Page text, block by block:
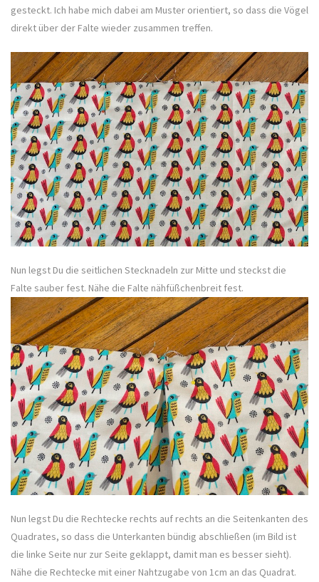
gesteckt. Ich habe mich dabei am Muster orientiert, so dass die Vögel
direkt über der Falte wieder zusammen treffen.
Nun legst Du die seitlichen Stecknadeln zur Mitte und steckst die
Falte sauber fest. Nähe die Falte nähfüßchenbreit fest.
Nun legst Du die Rechtecke rechts auf rechts an die Seitenkanten des
Quadrates, so dass die Unterkanten bündig abschließen (im Bild ist
die linke Seite nur zur Seite geklappt, damit man es besser sieht).
Nähe die Rechtecke mit einer Nahtzugabe von 1cm an das Quadrat.